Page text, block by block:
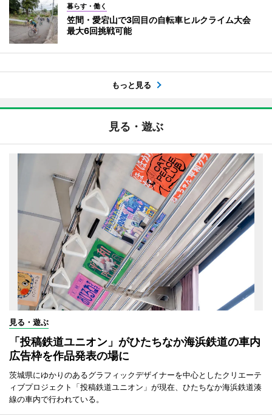
暮らす・働く
笠間・愛宕山で3回目の自転車ヒルクライム大会
最大6回挑戦可能
もっと見る
見る・遊ぶ
見る・遊ぶ
「投稿鉄道ユニオン」がひたちなか海浜鉄道の車内
広告枠を作品発表の場に
茨城県にゆかりのあるグラフィックデザイナーを中心としたクリエーテ
ィブプロジェクト「投稿鉄道ユニオン」が現在、ひたちなか海浜鉄道湊
線の車内で行われている。